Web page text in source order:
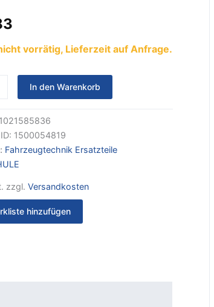
vorrätig, Lieferzeit auf Anfrage.
In den Warenkorb
1500054819
Fahrzeugtechnik Ersatzteile
zzgl. Versandkosten
hinzufügen